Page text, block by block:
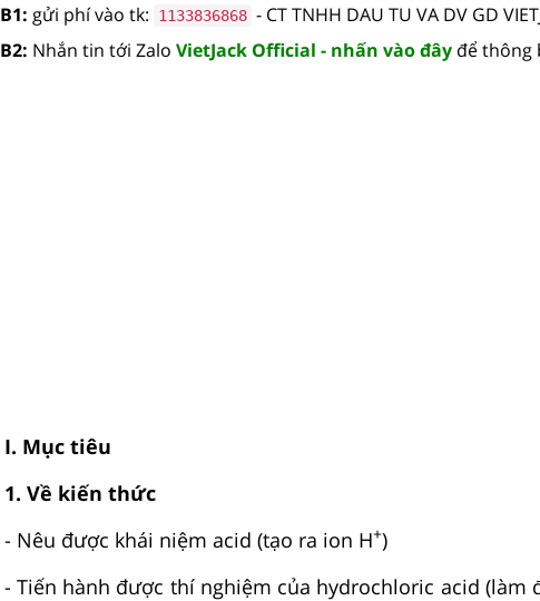
B1: gửi phí vào tk: 1133836868 - CT TNHH DAU TU VA DV GD
B2: Nhắn tin tới Zalo VietJack Official - nhấn vào đây để thông
I. Mục tiêu
1. Về kiến thức
- Nêu được khái niệm acid (tạo ra ion H+)
- Tiến hành được thí nghiệm của hydrochloric acid (làm